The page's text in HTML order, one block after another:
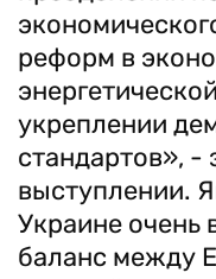
реформ в
укреплении
стандартов», -
выступлении.
Украине очень
баланс между